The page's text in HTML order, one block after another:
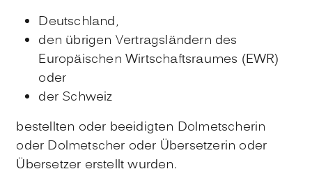
Deutschland,
den übrigen Vertragsländern des
Europäischen Wirtschaftsraumes (EWR)
oder
der Schweiz
bestellten oder beeidigten Dolmetscherin
oder Dolmetscher oder Übersetzerin oder
Übersetzer erstellt wurden.